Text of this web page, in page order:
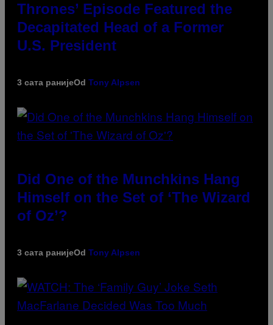
Thrones’ Episode Featured the
Decapitated Head of a Former
U.S. President
3 сата ранијеOd Tony Alpsen
Did One of the Munchkins Hang
Himself on the Set of ‘The Wizard
of Oz’?
3 сата ранијеOd Tony Alpsen